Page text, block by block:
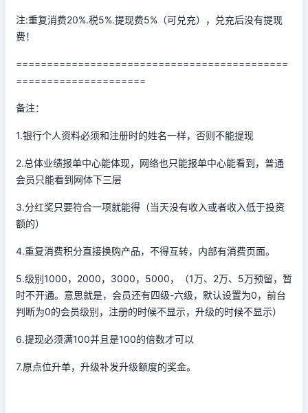
注:重复消费20%.税5%.提现费5%（可兑充），兑充后没有提现
费！
============================================
=====================
备注：
1.银行个人资料必须和注册时的姓名一样，否则不能提现
2.总体业绩报单中心能体现，网络也只能报单中心能看到，普通
会员只能看到网体下三层
3.分红奖只要符合一项就能得（当天没有收入或者收入低于投资
额的）
4.重复消费积分直接换购产品，不得互转，内部有消费页面。
5.级别1000，2000，3000，5000，（1万、2万、5万预留，暂
时不开通。意思就是，会员还有四级-六级，默认设置为0，前台
判断为0的会员级别，注册的时候不显示，升级的时候不显示）
6.提现必须满100并且是100的倍数才可以
7.原点位升单，升级补发升级额度的奖金。